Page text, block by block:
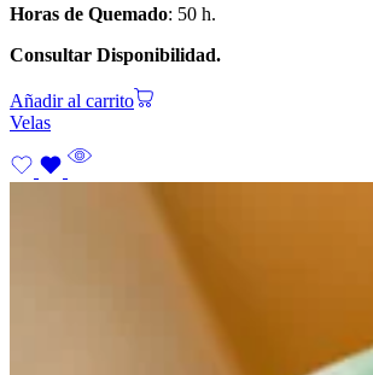
Horas de Quemado: 50 h.
Consultar Disponibilidad.
Añadir al carrito
Velas